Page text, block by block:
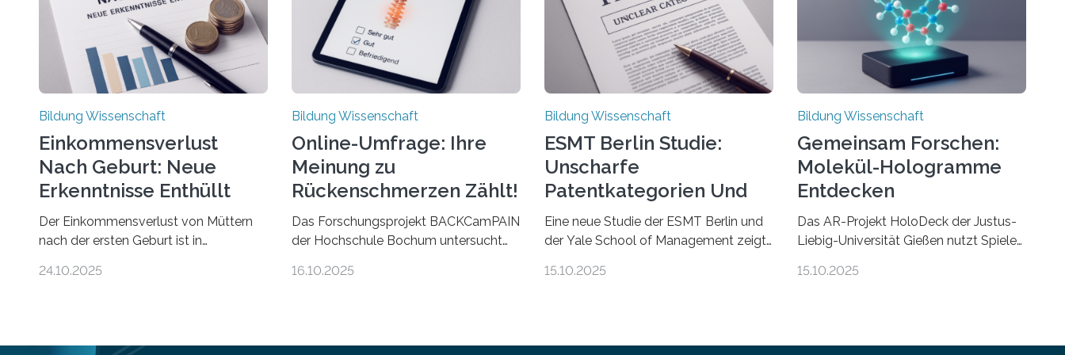
Bildung Wissenschaft
Einkommensverlust
Nach Geburt: Neue
Erkenntnisse Enthüllt
Der Einkommensverlust von Müttern
nach der ersten Geburt ist in
als bisher angenommen. Mütter
24.10.2025
Bildung Wissenschaft
Online-Umfrage: Ihre
Meinung zu
Rückenschmerzen Zählt!
Das Forschungsprojekt BACKCamPAIN
der Hochschule Bochum untersucht
rund um Rückenschmerzen.
16.10.2025
Bildung Wissenschaft
ESMT Berlin Studie:
Unscharfe
Patentkategorien Und
Ihre Wirkung
Eine neue Studie der ESMT Berlin und
der Yale School of Management zeigt,
abgegrenzten, sich überlappenden
15.10.2025
Bildung Wissenschaft
Gemeinsam Forschen:
Molekül-Hologramme
Entdecken
Das AR-Projekt HoloDeck der Justus-
Liebig-Universität Gießen nutzt Spiele-
vor allem aus Computer- und
15.10.2025